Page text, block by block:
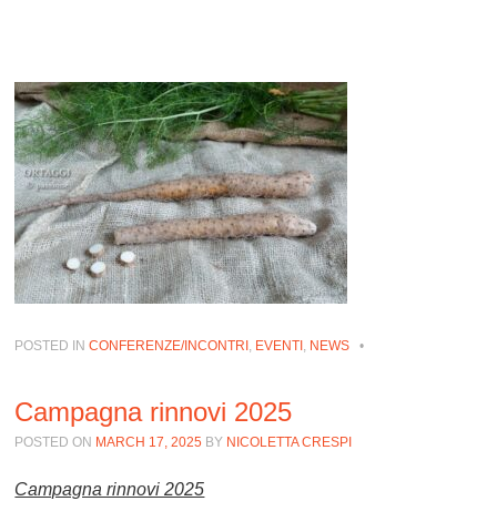
POSTED INCONFERENZE/INCONTRI , EVENTI , NEWS •
Campagna rinnovi 2025
POSTED ON MARCH 17, 2025 BY NICOLETTA CRESPI
Campagna rinnovi 2025